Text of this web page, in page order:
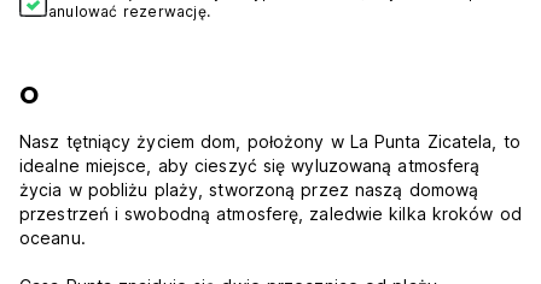
anulować rezerwację.
O
Nasz tętniący życiem dom, położony w La Punta Zicatela, to
idealne miejsce, aby cieszyć się wyluzowaną atmosferą
życia w pobliżu plaży, stworzoną przez naszą domową
przestrzeń i swobodną atmosferę, zaledwie kilka kroków od
oceanu.